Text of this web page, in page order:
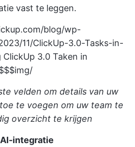
vast te leggen.
blog/wp-
11/ClickUp-3.0-Tasks-in-
ClickUp 3.0 Taken in
velden om details van uw
te voegen om uw team te
overzicht te krijgen
integratie